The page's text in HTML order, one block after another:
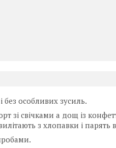
особливих зусиль.
зі свічками а дощ із
з хлопавки і парять в